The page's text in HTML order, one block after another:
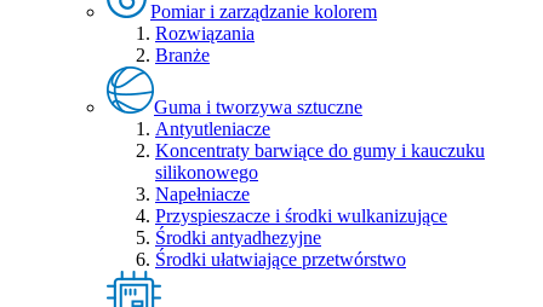
Pomiar i zarządzanie kolorem
Rozwiązania
Branże
Guma i tworzywa sztuczne
Antyutleniacze
Koncentraty barwiące do gumy i kauczuku
silikonowego
Napełniacze
Przyspieszacze i środki wulkanizujące
Środki antyadhezyjne
Środki ułatwiające przetwórstwo